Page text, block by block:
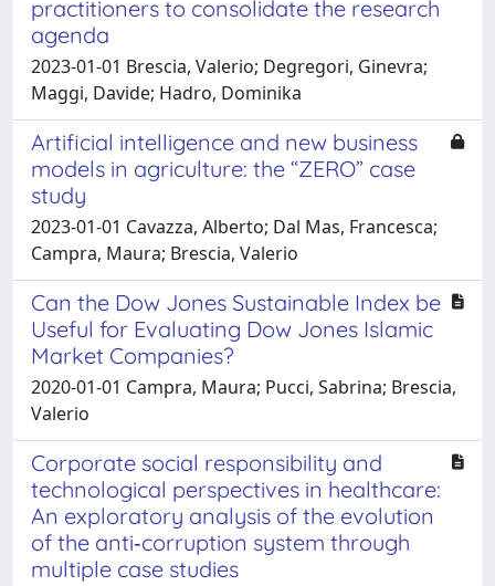
practitioners to consolidate the research
agenda
2023-01-01 Brescia, Valerio; Degregori, Ginevra;
Maggi, Davide; Hadro, Dominika
Artificial intelligence and new business
models in agriculture: the “ZERO” case
study
2023-01-01 Cavazza, Alberto; Dal Mas, Francesca;
Campra, Maura; Brescia, Valerio
Can the Dow Jones Sustainable Index be
Useful for Evaluating Dow Jones Islamic
Market Companies?
2020-01-01 Campra, Maura; Pucci, Sabrina; Brescia,
Valerio
Corporate social responsibility and
technological perspectives in healthcare:
An exploratory analysis of the evolution
of the anti‐corruption system through
multiple case studies